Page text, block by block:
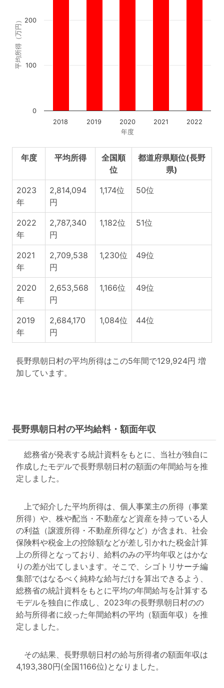
年度
平均所得（万円）
2018 2019 2020 2021 2022
0
100
200
年度 平均所得
全国順
位
都道府県順位(長野
県)
2023
年
2,814,094
円
1,174位 50位
2022
年
2,787,340
円
1,182位 51位
2021
年
2,709,538
円
1,230位 49位
2020
年
2,653,568
円
1,166位 49位
2019
年
2,684,170
円
1,084位 44位
長野県朝日村の平均所得はこの5年間で129,924円 増
加しています。
長野県朝日村の平均給料・額面年収
総務省が発表する統計資料をもとに、当社が独自に
作成したモデルで長野県朝日村の額面の年間給与を推
定しました。
上で紹介した平均所得は、個人事業主の所得（事業
所得）や、株や配当・不動産など資産を持っている人
の利益（譲渡所得・不動産所得など）が含まれ、社会
保険料や税金上の控除額などが差し引かれた税金計算
上の所得となっており、給料のみの平均年収とはかな
りの差が出てしまいます。そこで、シゴトリサーチ編
集部ではなるべく純粋な給与だけを算出できるよう、
総務省の統計資料をもとに平均の年間給与を計算する
モデルを独自に作成し、2023年の長野県朝日村のの
給与所得者に絞った年間給料の平均（額面年収）を推
定しました。
その結果、長野県朝日村の給与所得者の額面年収は
4,193,380円(全国1166位)となりました。